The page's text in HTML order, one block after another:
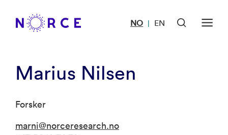
NO | EN
Marius Nilsen
Forsker
marni@norceresearch.no